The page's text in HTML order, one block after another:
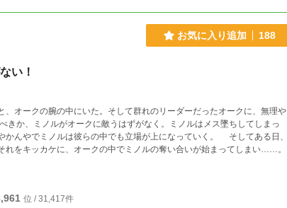
お気に入り追加 188
い！
オークの腕の中にいた。そして群れのリーダーだったオークに、無理や
ミノルは彼らの中でも立場が上になっていく。 そしてある日、
れをキッカケに、オークの中でミノルの奪い合いが始まってしまい……。
位 / 31,417件